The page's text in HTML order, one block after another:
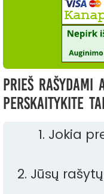
Prieš rašydami
perskaitykite
1. Jokia
2. Jūsų